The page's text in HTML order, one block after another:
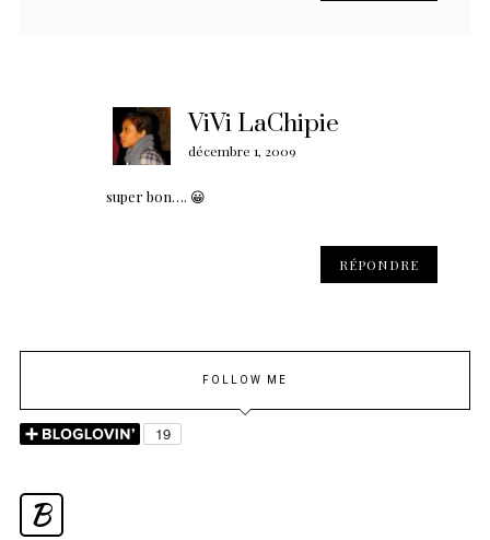
ViVi LaChipie
décembre 1, 2009
super bon…. 😀
RÉPONDRE
FOLLOW ME
B